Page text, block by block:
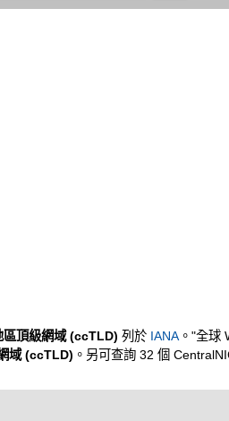
區頂級網域 (ccTLD) 列於 IANA 。"全球
域 (ccTLD) 。另可查詢 32 個